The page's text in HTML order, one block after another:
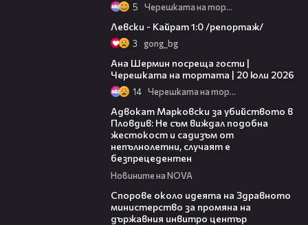
5 Черешката на тортата
Левски - Кайрат 1:0 /репортаж/
3 gong_bg
Ана Шермин посреща гости |
Черешката на тортата | 20 юли 2026
14 Черешката на тортата
Адвокат Марковски за убийството в
Пловдив: Не съм виждал подобна
жестокост и садизъм от
непълнолетни, случаят е
безпрецедентен
Новините на NOVA
Спорове около идеята на Здравното
министерство за промяна на
държавния инвитро център